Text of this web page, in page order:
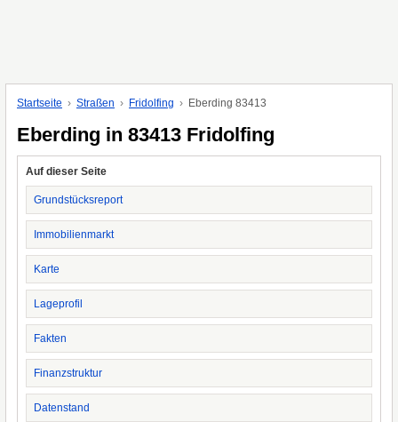
Startseite Straßen Fridolfing Eberding 83413
Eberding in 83413 Fridolfing
Auf dieser Seite
Grundstücksreport
Immobilienmarkt
Karte
Lageprofil
Fakten
Finanzstruktur
Datenstand